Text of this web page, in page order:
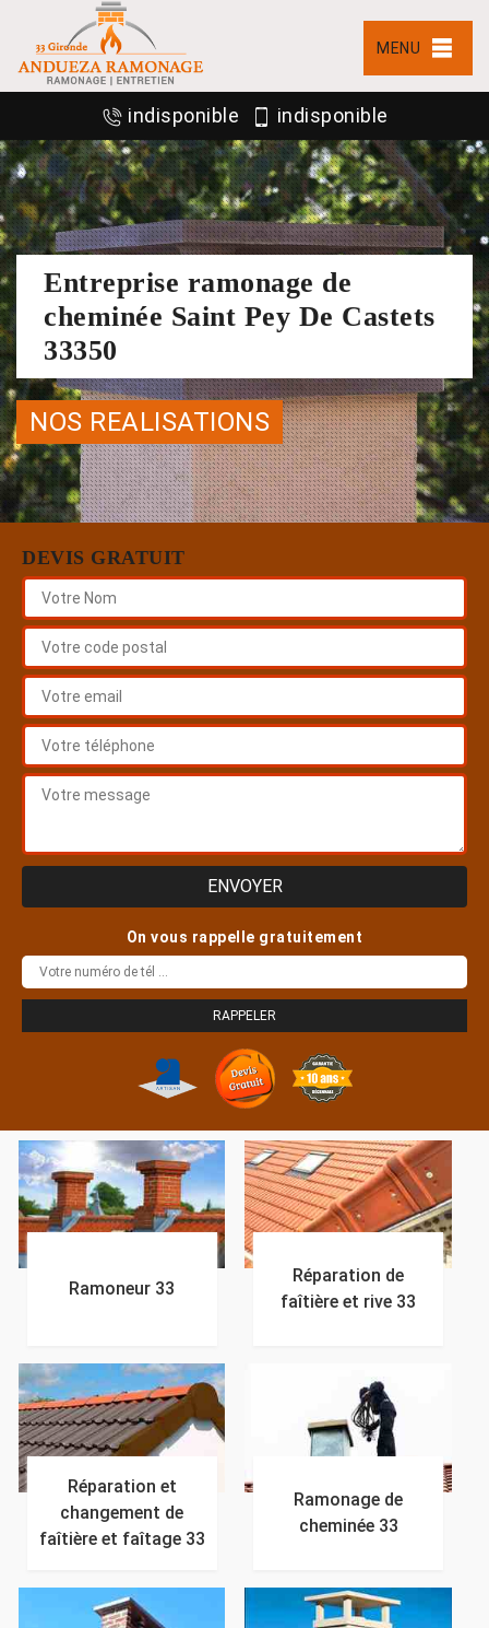
MENU
indisponible indisponible
Entreprise ramonage de
cheminée Saint Pey De Castets
33350
NOS REALISATIONS
DEVIS GRATUIT
On vous rappelle gratuitement
Ramoneur 33
Réparation de
faîtière et rive 33
Réparation et
changement de
faîtière et faîtage 33
Ramonage de
cheminée 33